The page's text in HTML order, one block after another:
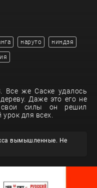
наруто ниндзя
Все же Саске удалось
Даже это его не
силы он решил
для всех.
вымышленные. Не